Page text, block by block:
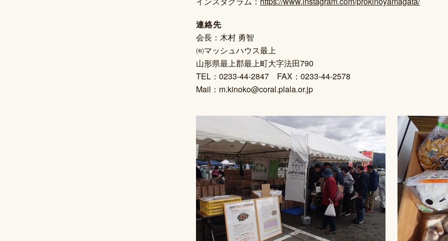
連絡先
会長：木村 勇智
㈲マッシュハウス最上
山形県最上郡最上町大字法田790
TEL：0233-44-2847 FAX：0233-44-2578
Mail：m.kinoko@coral.plala.or.jp